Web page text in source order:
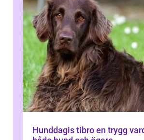
Hunddagis tibro en trygg vardag för